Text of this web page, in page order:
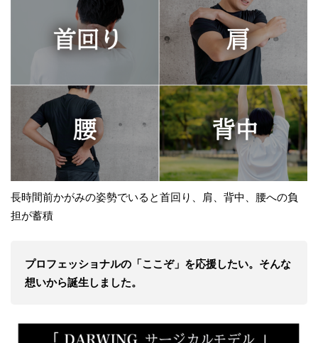
長時間前かがみの姿勢でいると首回り、肩、背中、腰への負
担が蓄積
プロフェッショナルの「ここぞ」を応援したい。そんな
想いから誕生しました。